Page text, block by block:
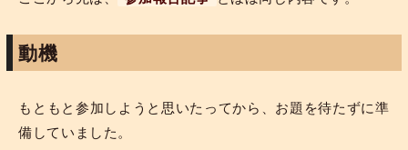
動機
もともと参加しようと思いたってから、お題を待たずに準
備していました。